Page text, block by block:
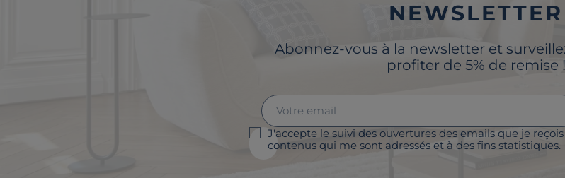
NEWSLETTER
Abonnez-vous à la newsletter et
profiter de 5% de remise !
J'accepte le suivi des ouvertures des emails que je
contenus qui me sont adressés et à des fins statistiques.